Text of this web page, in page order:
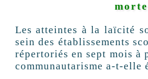
Les atteintes à la laïcité
sein des établissements
répertoriés en sept mois à
communautarisme a-t-elle